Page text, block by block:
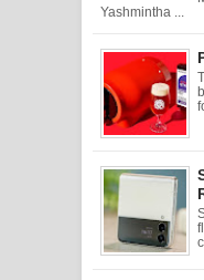
Yashmintha ...